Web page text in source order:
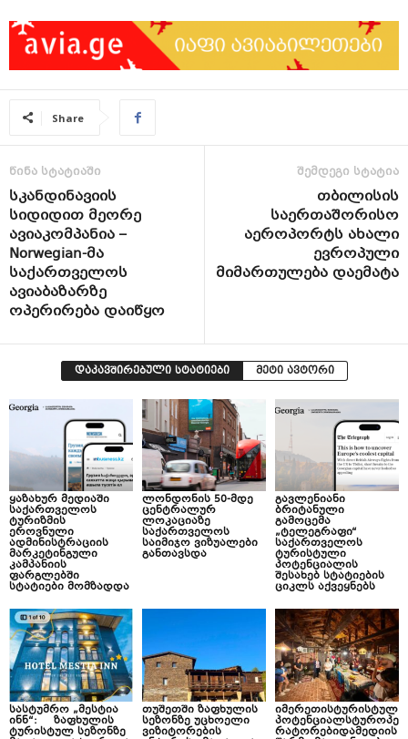
Share
წინა სტატიაში
სკანდინავიის
სიდიდით მეორე
ავიაკომპანია –
Norwegian-მა
საქართველოს
ავიაბაზარზე
ოპერირება დაიწყო
შემდეგი სტატია
თბილისის
საერთაშორისო
აეროპორტს ახალი
ევროპული
მიმართულება დაემატა
დაკავშირებული სტატიები მეტი ავტორი
ყაზახურ მედიაში
საქართველოს
ტურიზმის
ეროვნული
ადმინისტრაციის
მარკეტინგული
კამპანიის
ფარგლებში
სტატიები მომზადდა
ლონდონის 50-მდე
ცენტრალურ
ლოკაციაზე
საქართველოს
საიმიჯო ვიზუალები
განთავსდა
გავლენიანი
ბრიტანული
გამოცემა
„ტელეგრაფი“
საქართველოს
ტურისტული
პოტენციალის
შესახებ სტატიების
ციკლს აქვეყნებს
სასტუმრო „მესტია
ინნ“: ზაფხულის
ტურისტულ სეზონზე
თუშეთში ზაფხულის
სეზონზე უცხოელი
ვიზიტორების
იმერეთისტურისტულ
პოტენციალსტუროპე
რატორებიდამედიის